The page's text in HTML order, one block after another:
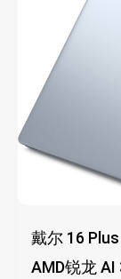
戴尔 16
AMD锐龙 AI